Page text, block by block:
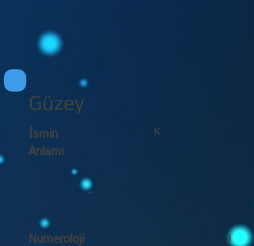
Güzey
K
İsmin
Anlamı
Numeroloji 3